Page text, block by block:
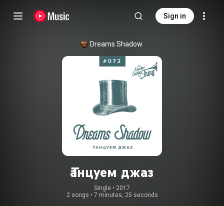
Sign in
Dreams Shadow
Танцуем джаз
Single • 2017
2 songs • 7 minutes, 25 seconds